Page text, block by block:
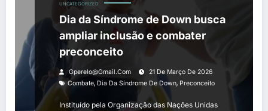
UNCATEGORIZED
Dia da Síndrome de Down busca
ampliar inclusão e combater
preconceito
Gperelo@gmail.com
21 De Março De 2026
Combate, Dia Da Síndrome De Down, Preconceito
Instituído pela Organização das Nações Unidas